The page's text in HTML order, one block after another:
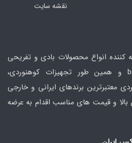
نقشه سایت
کننده انواع محصولات بادی و تفریحی
برندهای intex و bestway و همین طور تجهیزات کوهنوردی،
معتبرترین برندهای ایرانی و خارجی
بالا و قیمت های مناسب اقدام به عرضه